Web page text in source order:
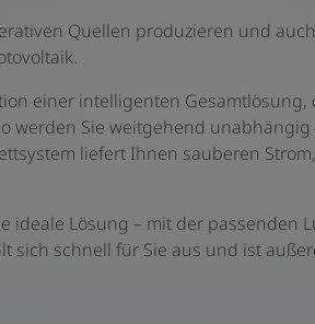
Quellen produzieren und
einer intelligenten Gesamtlösung,
werden Sie weitgehend
liefert Ihnen sauberen
ideale Lösung – mit der passenden
sich schnell für Sie aus und ist